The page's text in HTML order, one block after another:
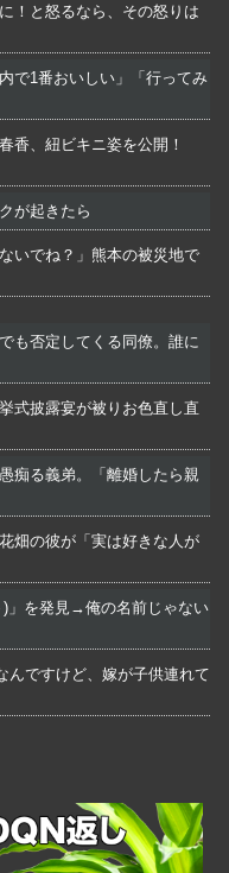
！と怒るなら、その怒りは
で1番おいしい」「行ってみ
香、紐ビキニ姿を公開！
が起きたら
いでね？」熊本の被災地で
も否定してくる同僚。誰に
式披露宴が被りお色直し直
痴る義弟。「離婚したら親
畑の彼が「実は好きな人が
)」を発見→俺の名前じゃない
んですけど、嫁が子供連れて